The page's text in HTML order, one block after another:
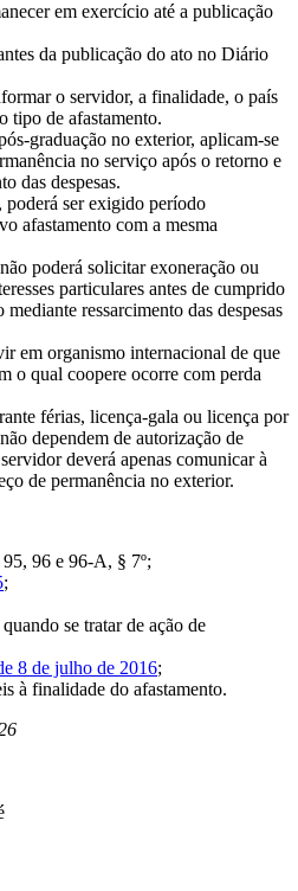
em exercício até a publicação
da publicação do ato no Diário
o servidor, a finalidade, o país
tipo de afastamento.
graduação no exterior, aplicam-se
no serviço após o retorno e
das despesas.
poderá ser exigido período
afastamento com a mesma
poderá solicitar exoneração ou
particulares antes de cumprido
ressarcimento das despesas
em organismo internacional de que
o qual coopere ocorre com perda
férias, licença-gala ou licença por
dependem de autorização de
deverá apenas comunicar à
de permanência no exterior.
95, 96 e 96-A, § 7º;
;
quando se tratar de ação de
8 de julho de 2016;
à finalidade do afastamento.